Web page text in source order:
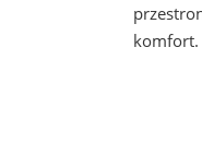
komfort.